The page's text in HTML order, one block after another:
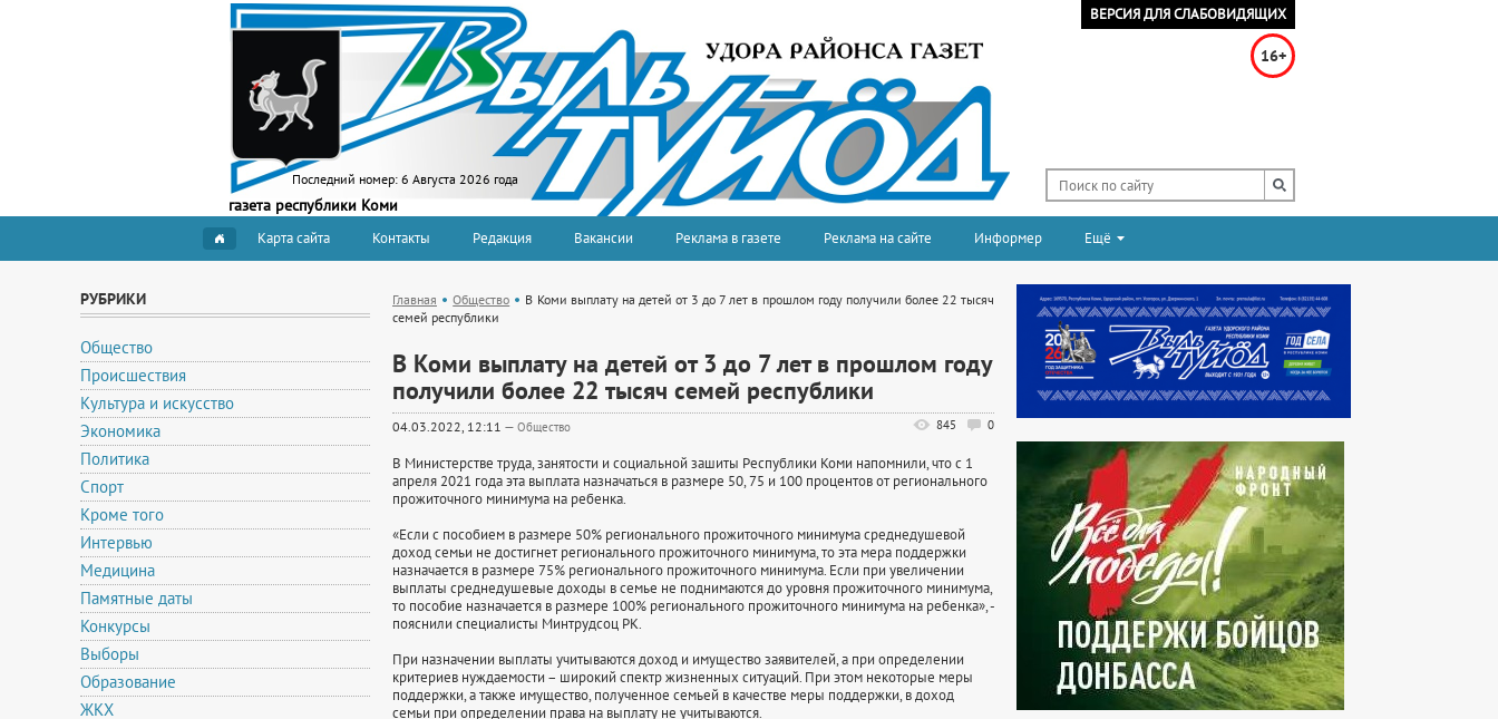
ВЕРСИЯ ДЛЯ СЛАБОВИДЯЩИХ
Последний номер: 6 Августа 2026 года
16+
газета республики Коми
Карта сайта Контакты Редакция Вакансии Реклама в газете Реклама на сайте Информер Ещё
РУБРИКИ
Общество
Происшествия
Культура и искусство
Экономика
Политика
Спорт
Кроме того
Интервью
Медицина
Памятные даты
Конкурсы
Выборы
Образование
ЖКХ
Главная Общество
В Коми выплату на детей от 3 до 7 лет в прошлом году получили более 22 тысяч
семей республики
В Коми выплату на детей от 3 до 7 лет в прошлом году
получили более 22 тысяч семей республики
0
845
04.03.2022, 12:11 — Общество
В Министерстве труда, занятости и социальной зашиты Республики Коми напомнили, что с 1
апреля 2021 года эта выплата назначаться в размере 50, 75 и 100 процентов от регионального
прожиточного минимума на ребенка.
«Если с пособием в размере 50% регионального прожиточного минимума среднедушевой
доход семьи не достигнет регионального прожиточного минимума, то эта мера поддержки
назначается в размере 75% регионального прожиточного минимума. Если при увеличении
выплаты среднедушевые доходы в семье не поднимаются до уровня прожиточного минимума,
то пособие назначается в размере 100% регионального прожиточного минимума на ребенка», -
пояснили специалисты Минтрудсоц РК.
При назначении выплаты учитываются доход и имущество заявителей, а при определении
критериев нуждаемости – широкий спектр жизненных ситуаций. При этом некоторые меры
поддержки, а также имущество, полученное семьей в качестве меры поддержки, в доход
семьи при определении права на выплату не учитываются.